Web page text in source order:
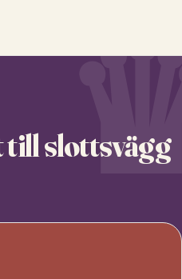
till slottsvägg